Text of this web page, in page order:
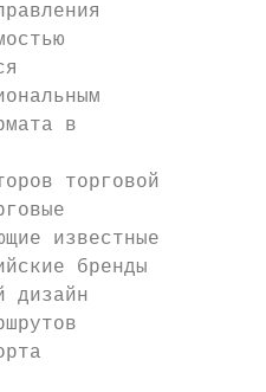
в
торговой
известные
бренды
дизайн